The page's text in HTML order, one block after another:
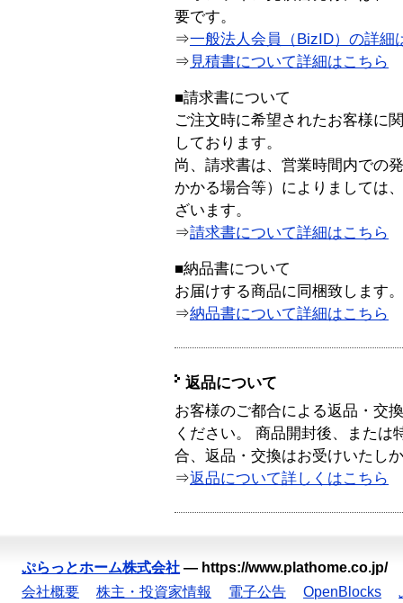
要です。
⇒一般法人会員（BizID）の詳細
⇒ 見積書について詳細はこちら
■請求書について
ご注文時に希望されたお客様に
しております。
尚、請求書は、営業時間内での
かかる場合等）によりましては
ざいます。
⇒請求書について詳細はこちら
■納品書について
お届けする商品に同梱致します。
⇒納品書について詳細はこちら
返品について
お客様のご都合による返品・交
ください。 商品開封後、または
合、返品・交換はお受けいたし
⇒返品について詳しくはこちら
ぷらっとホーム株式会社 — https://www.plathome.co.jp/
会社概要
株主・投資家情報 電子公告 OpenBlocks